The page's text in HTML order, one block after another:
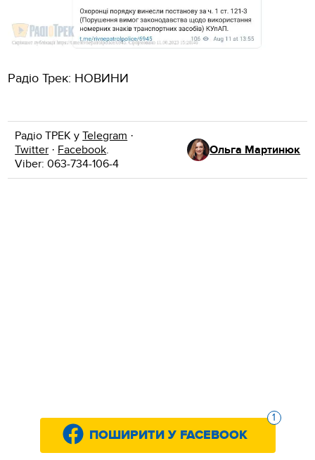
Радіо Трек: НОВИНИ
Радіо ТРЕК уTelegram ·
Twitter · Facebook.
Viber: 063-734-106-4
Ольга Мартинюк
1
ПОШИРИТИ У FACEBOOK